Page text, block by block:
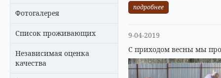
Фотогалерея
Список проживающих
Независимая оценка
качества
подробнее
9-04-2019
С приходом весны мы